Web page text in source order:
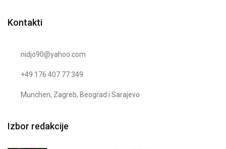
Kontakti
nidjo90@yahoo.com
+49 176 407 77 349
Munchen, Zagreb, Beograd i Sarajevo
Izbor redakcije